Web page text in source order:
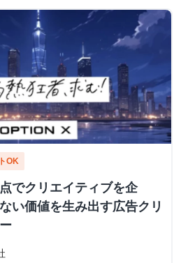
OK
でクリエイティブを企
い価値を生み出す広告クリ